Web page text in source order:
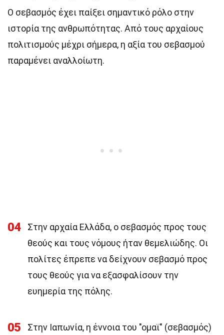
Ο σεβασμός έχει παίξει σημαντικό ρόλο στην
ιστορία της ανθρωπότητας. Από τους αρχαίους
πολιτισμούς μέχρι σήμερα, η αξία του σεβασμού
παραμένει αναλλοίωτη.
04
Στην αρχαία Ελλάδα, ο σεβασμός προς τους
θεούς και τους νόμους ήταν θεμελιώδης. Οι
πολίτες έπρεπε να δείχνουν σεβασμό προς
τους θεούς για να εξασφαλίσουν την
ευημερία της πόλης.
05
Στην Ιαπωνία, η έννοια του "ομαϊ" (σεβασμός)